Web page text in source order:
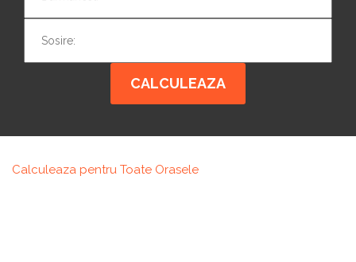
CALCULEAZA
Calculeaza pentru Toate Orasele